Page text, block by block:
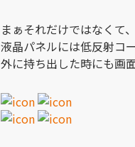
まぁそれだけではなくて、
液晶パネルには低反射コ
外に持ち出した時にも画